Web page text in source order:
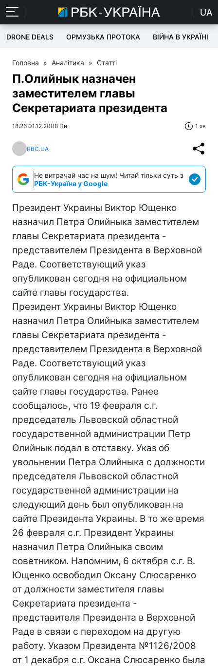
UA
DRONE DEALS ОРМУЗЬКА ПРОТОКА ВІЙНА В УКРАЇНІ
Головна » Аналітика » Статті
П.Олийнык назначен
заместителем главы
Секретариата президента
18:26 01.12.2008 Пн 1 хв
RBC.UA
Не витрачай час на шум! Читай тільки суть з
РБК-Україна у Google
Президент Украины Виктор Ющенко
назначил Петра Олийныка заместителем
главы Секретариата президента -
представителем Президента в Верховной
Раде. Соответствующий указ
опубликован сегодня на официальном
сайте главы государства.
Президент Украины Виктор Ющенко
назначил Петра Олийныка заместителем
главы Секретариата президента -
представителем Президента в Верховной
Раде. Соответствующий указ
опубликован сегодня на официальном
сайте главы государства. Ранее
сообщалось, что 19 февраля с.г.
председатель Львовской областной
государственной администрации Петр
Олийнык подал в отставку. Указ об
увольнении Петра Олийныка с должности
председателя Львовской областной
государственной администрации на
следующий день был опубликован на
сайте Президента Украины. В то же время
26 февраля с.г. Президент Украины
назначил Петра Олийныка своим
советником. Напомним, 6 октября с.г. В.
Ющенко освободил Оксану Слюсаренко
от должности заместителя главы
Секретариата президента -
представителя Президента в Верховной
Раде в связи с переходом на другую
работу. Указом Президента №1126/2008
от 1 декабря с.г. Оксана Слюсаренко была